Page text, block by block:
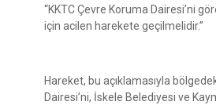
“KKTC Çevre Koruma Dairesi’ni
için acilen harekete geçilmelidir.”
Hareket, bu açıklamasıyla
Dairesi’ni, İskele Belediyesi ve